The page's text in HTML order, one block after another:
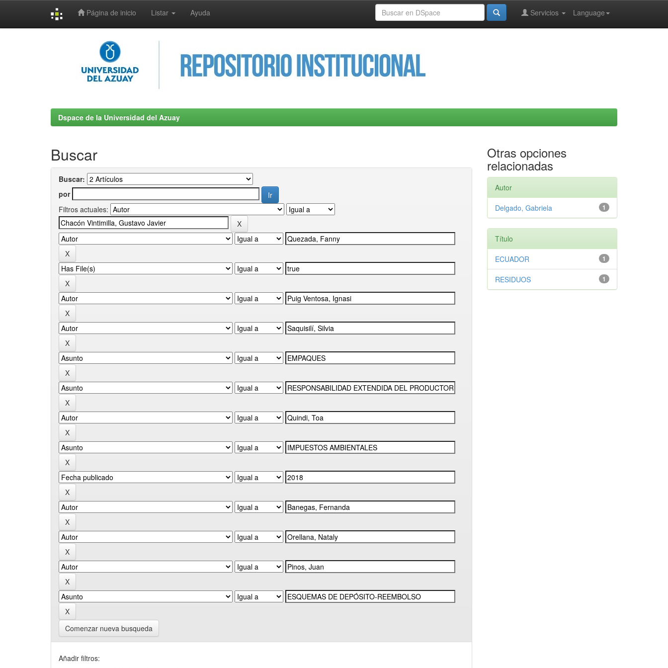
Página de inicio Listar Ayuda Language
Servicios
Dspace de la Universidad del Azuay
Buscar
Buscar:
por
Filtros actuales:
Comenzar nueva busqueda
Añadir filtros:
Otras opciones
relacionadas
Autor
1
Delgado, Gabriela
Título
1
ECUADOR
1
RESIDUOS